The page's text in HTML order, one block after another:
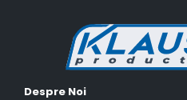
Despre Noi